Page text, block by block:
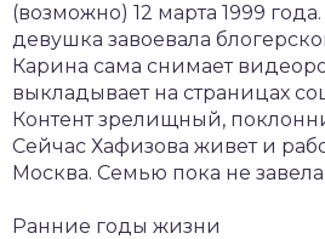
(возможно) 12 марта 1999
девушка завоевала
Карина сама снимает
выкладывает на страницах
Контент зрелищный,
Сейчас Хафизова живет и
Москва. Семью пока не
Ранние годы жизни